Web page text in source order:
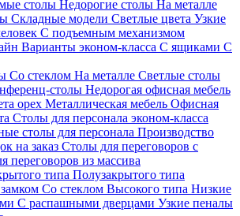
столы Недорогие столы На металле
Складные модели Светлые цвета Узкие
С подъемным механизмом
Варианты эконом-класса С ящиками С
Со стеклом На металле Светлые столы
столы Недорогая офисная мебель
орех Металлическая мебель Офисная
Столы для персонала эконом-класса
столы для персонала Производство
на заказ Столы для переговоров с
переговоров из массива
типа Полузакрытого типа
Со стеклом Высокого типа Низкие
С распашными дверцами Узкие пеналы